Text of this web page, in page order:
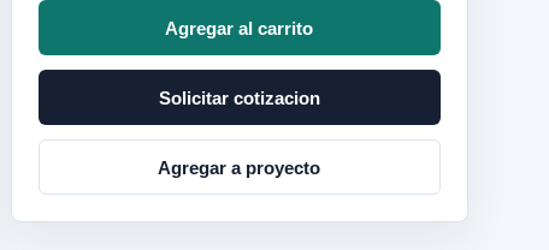
Agregar al carrito
Solicitar cotizacion
Agregar a proyecto